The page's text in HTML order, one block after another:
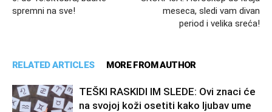
spremni na sve!
meseca, sledi vam divan
period i velika sreća!
RELATED ARTICLES MORE FROM AUTHOR
TEŠKI RASKIDI IM SLEDE: Ovi znaci će
na svojoj koži osetiti kako ljubav ume